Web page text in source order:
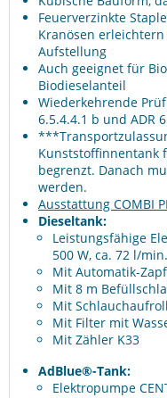
Feuerverzinkte
Kranösen
Aufstellung
Auch geeignet für
Biodieselanteil
Wiederkehrende
6.5.4.4.1 b und ADR
Kunststoffinnentank
begrenzt. Danach
werden.
Ausstattung COMBI
Dieseltank:
Leistungsfähige
500 W, ca. 72 l/
Mit Automatik-
Mit 8 m
Mit
Mit Filter mit
Mit Zähler K33
AdBlue®-Tank:
Elektropumpe